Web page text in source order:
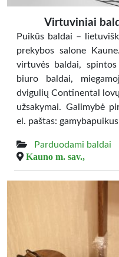
Virtuviniai
Puikūs baldai –
prekybos salone
virtuvės baldai,
biuro baldai,
dvigulių Continental
užsakymai. Galimybė
el. paštas:
Parduodami baldai
Kauno m. sav.,